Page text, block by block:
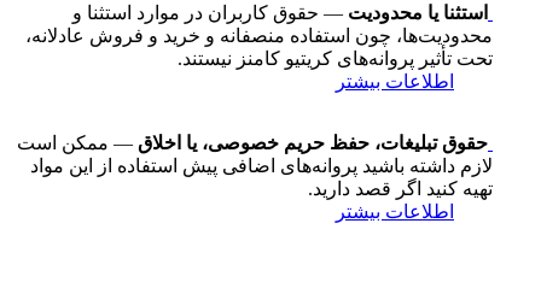
استثنا یا محدودیت — حقوق کاربران در موارد استثنا و
محدودیت‌ها، چون استفاده منصفانه و خرید و فروش عادلانه،
تحت تأثیر پروانه‌های کریتیو کامنز نیستند.
اطلاعات بیشتر
حقوق تبلیغات، حفظ حریم خصوصی، یا اخلاق — ممکن است
لازم داشته باشید پروانه‌های اضافی پیش استفاده از این مواد
تهیه کنید اگر قصد دارید.
اطلاعات بیشتر